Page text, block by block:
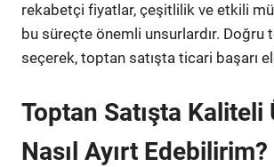
rekabetçi fiyatlar, çeşitlilik ve etkili
bu süreçte önemli unsurlardır. Doğru
seçerek, toptan satışta ticari başarı
Toptan Satışta Kaliteli
Nasıl Ayırt Edebilirim?